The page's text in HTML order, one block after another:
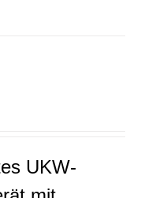
UKW-